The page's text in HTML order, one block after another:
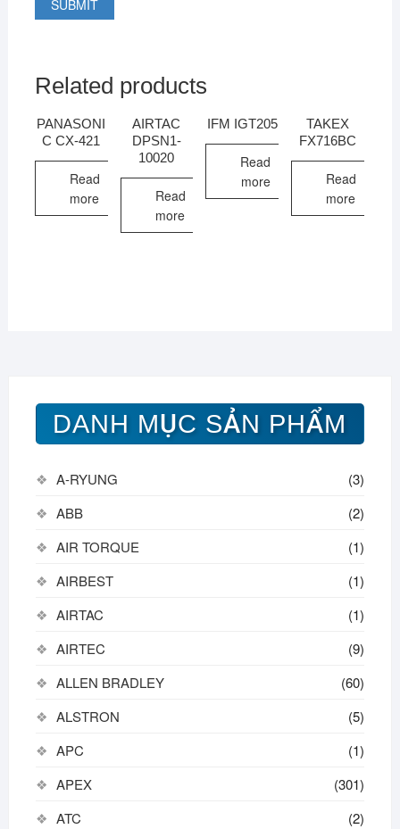
Related products
PANASONI
C CX-421
Read
more
AIRTAC
DPSN1-
10020
Read
more
IFM IGT205
Read
more
TAKEX
FX716BC
Read
more
DANH MỤC SẢN PHẨM
A-RYUNG
(3)
ABB
(2)
AIR TORQUE
(1)
AIRBEST
(1)
AIRTAC
(1)
AIRTEC
(9)
ALLEN BRADLEY
(60)
ALSTRON
(5)
APC
(1)
APEX
(301)
ATC
(2)